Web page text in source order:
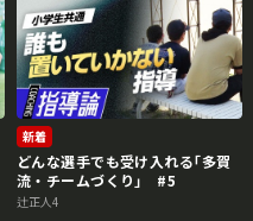
新着
どんな選手でも受け入れる｢多賀
流・チームづくり｣ #5
辻正人4